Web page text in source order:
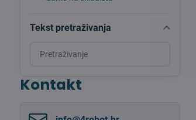
Tekst pretraživanja
by
Kontakt